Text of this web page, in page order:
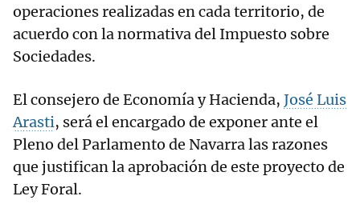
operaciones realizadas en cada territorio, de
acuerdo con la normativa del Impuesto sobre
Sociedades.
El consejero de Economía y Hacienda, José Luis
Arasti, será el encargado de exponer ante el
Pleno del Parlamento de Navarra las razones
que justifican la aprobación de este proyecto de
Ley Foral.